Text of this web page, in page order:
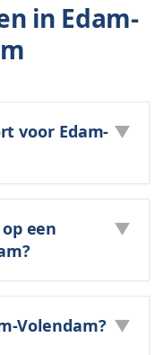
in Edam-
voor Edam- ▼
een
▼
Volendam? ▼